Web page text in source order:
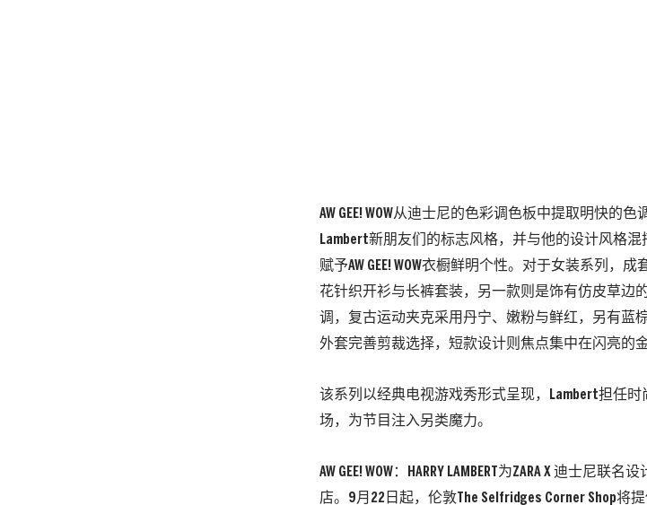
AW GEE! WOW从迪士尼的色彩调色板中提取明快的
Lambert新朋友们的标志风格，并与他的设计风格混
赋予AW GEE! WOW衣橱鲜明个性。 对于女装系列，成
花针织开衫与长裤套装，另一款则是饰有仿皮草边
调，复古运动夹克采用丹宁、嫩粉与鲜红，另有蓝
外套完善剪裁选择，短款设计则焦点集中在闪亮的
该系列以经典电视游戏秀形式呈现，Lambert担任
场，为节目注入另类魔力。
AW GEE! WOW：HARRY LAMBERT为ZARA X 迪士尼
店。9月22日起，伦敦The Selfridges Corner Shop将